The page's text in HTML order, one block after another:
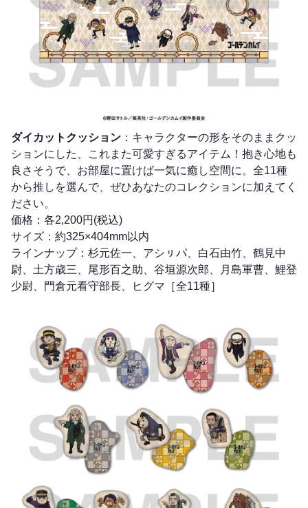
ダイカットクッション ：キャラクターの形をそのままクッ
ションにした、これまた可愛すぎるアイテム！抱き心地も
良さそうで、お部屋に置けば一気に癒し空間に。全11種
から推しを選んで、ぜひあなたのコレクションに加えてく
ださい。
価格：各2,200円(税込)
サイズ：約325×404mm以内
ラインナップ：杉元佐一、アシㇼパ、白石由竹、鶴見中
尉、土方歳三、尾形百之助、谷垣源次郎、月島軍曹、鯉登
少尉、門倉元看守部長、ヒグマ［全11種］